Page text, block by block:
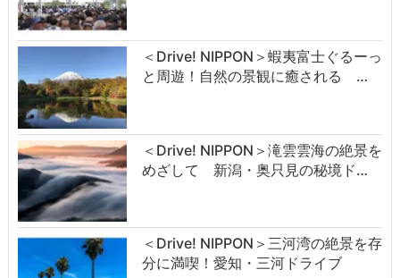
＜Drive! NIPPON＞蝦夷富士ぐるーっ
と周遊！自然の景観に癒される …
＜Drive! NIPPON＞滝雲雲海の絶景を
めざして 新潟・奥只見の秘境ド…
＜Drive! NIPPON＞三河湾の絶景を存
分に満喫！愛知・三河ドライブ